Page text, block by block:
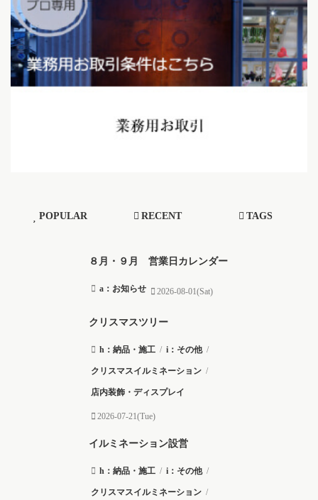
POPULAR RECENT TAGS
８月・９月 営業日カレンダー
a：お知らせ 2026-08-01(Sat)
クリスマスツリー
h：納品・施工 / i：その他 /
クリスマスイルミネーション /
店内装飾・ディスプレイ
2026-07-21(Tue)
イルミネーション設営
h：納品・施工 / i：その他 /
クリスマスイルミネーション /